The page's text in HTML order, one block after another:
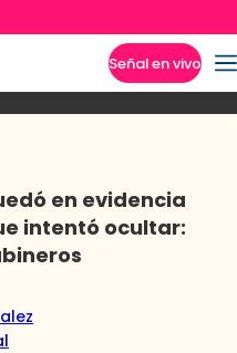
Señal en vivo
PolicialPolíticaEspectáculo
en evidencia
intentó ocultar: